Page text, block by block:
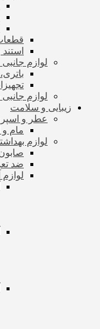
لوازم
لوازم
زیبایی و سلامت
عطر و
مام
لوازم
ضد